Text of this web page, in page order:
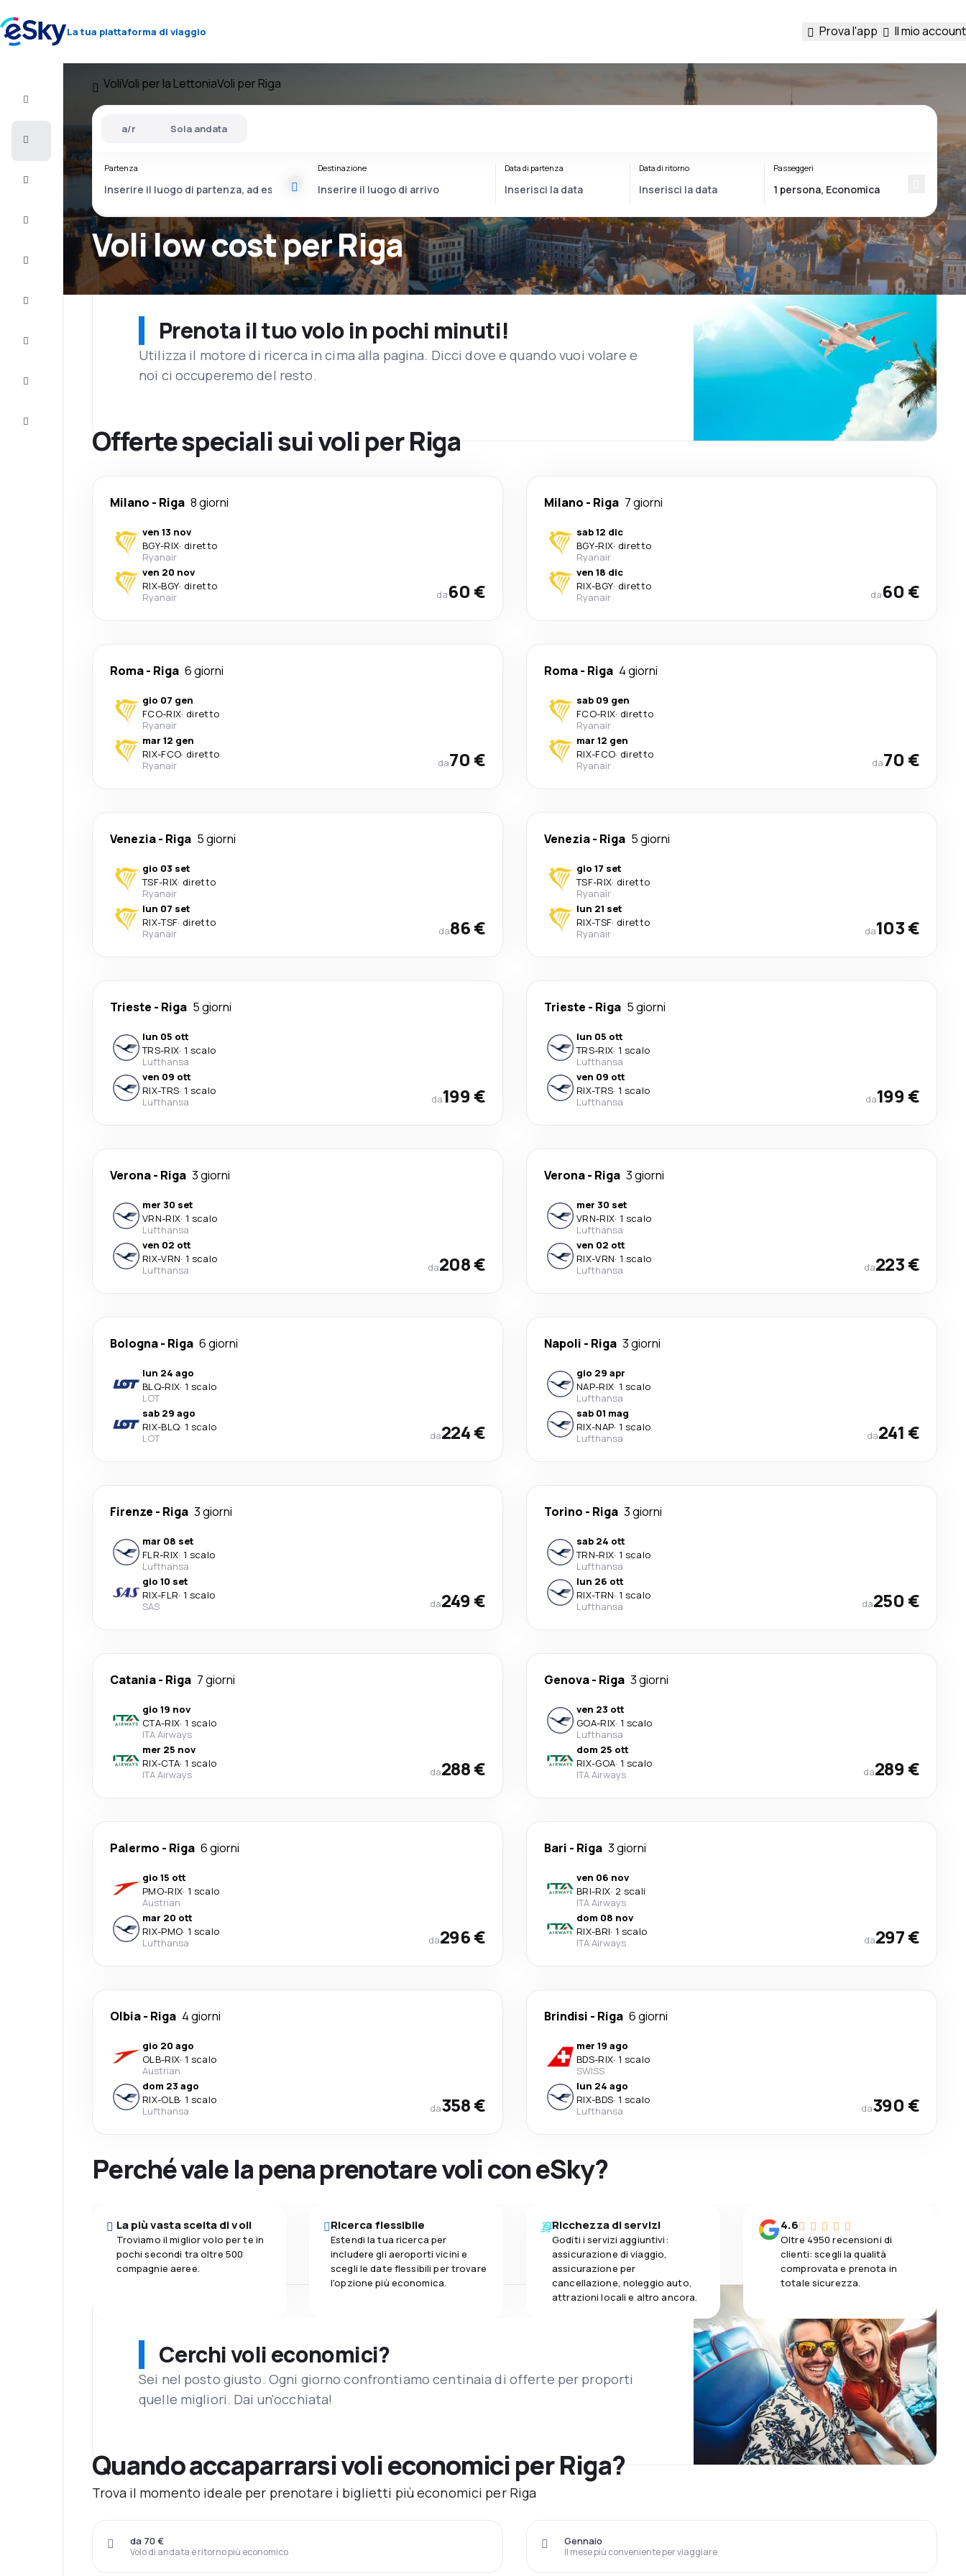
La tua piattaforma di viaggio Prova l'app Il mio account
Vacanze
Pernottamenti
VoliVoli per la LettoniaVoli per Riga
Voli low cost per Riga
a/r Sola andata
Partenza Destinazione Data di partenza Data di ritorno Passeggeri
Prenota il tuo volo in pochi minuti!
Utilizza il motore di ricerca in cima alla pagina. Dicci dove e quando vuoi volare e
noi ci occuperemo del resto.
Offerte speciali sui voli per Riga
Milano - Riga 8 giorni
ven 13 nov
BGY-RIX· diretto
Ryanair
ven 20 nov
RIX-BGY· diretto
Ryanair
da60 €
Milano - Riga 7 giorni
sab 12 dic
BGY-RIX· diretto
Ryanair
ven 18 dic
RIX-BGY· diretto
Ryanair
da60 €
Roma- Riga 6 giorni
gio 07 gen
FCO-RIX· diretto
Ryanair
mar 12 gen
RIX-FCO· diretto
Ryanair
da70 €
Roma- Riga 4 giorni
sab 09 gen
FCO-RIX· diretto
Ryanair
mar 12 gen
RIX-FCO· diretto
Ryanair
da70 €
Venezia- Riga 5 giorni
gio 03 set
TSF-RIX· diretto
Ryanair
lun 07 set
RIX-TSF· diretto
Ryanair
da86 €
Venezia- Riga 5 giorni
gio 17 set
TSF-RIX· diretto
Ryanair
lun 21 set
RIX-TSF· diretto
Ryanair
da103 €
Trieste - Riga 5 giorni
lun 05 ott
TRS-RIX· 1 scalo
Lufthansa
ven 09 ott
RIX-TRS· 1 scalo
Lufthansa
da199 €
Trieste - Riga 5 giorni
lun 05 ott
TRS-RIX· 1 scalo
Lufthansa
ven 09 ott
RIX-TRS· 1 scalo
Lufthansa
da199 €
Verona- Riga 3 giorni
mer 30 set
VRN-RIX· 1 scalo
Lufthansa
ven 02 ott
RIX-VRN· 1 scalo
Lufthansa
da208 €
Verona- Riga 3 giorni
mer 30 set
VRN-RIX· 1 scalo
Lufthansa
ven 02 ott
RIX-VRN· 1 scalo
Lufthansa
da223 €
Bologna- Riga 6 giorni
lun 24 ago
BLQ-RIX· 1 scalo
LOT
sab 29 ago
RIX-BLQ· 1 scalo
LOT
da224 €
Napoli - Riga 3 giorni
gio 29 apr
NAP-RIX· 1 scalo
Lufthansa
sab 01 mag
RIX-NAP· 1 scalo
Lufthansa
da241 €
Firenze - Riga 3 giorni
mar 08 set
FLR-RIX· 1 scalo
Lufthansa
gio 10 set
RIX-FLR· 1 scalo
SAS
da249 €
Torino - Riga 3 giorni
sab 24 ott
TRN-RIX· 1 scalo
Lufthansa
lun 26 ott
RIX-TRN· 1 scalo
Lufthansa
da250 €
Catania- Riga 7 giorni
gio 19 nov
CTA-RIX· 1 scalo
ITA Airways
mer 25 nov
RIX-CTA· 1 scalo
ITA Airways
da288 €
Genova- Riga 3 giorni
ven 23 ott
GOA-RIX· 1 scalo
Lufthansa
dom 25 ott
RIX-GOA· 1 scalo
ITA Airways
da289 €
Palermo - Riga 6 giorni
gio 15 ott
PMO-RIX· 1 scalo
Austrian
mar 20 ott
RIX-PMO· 1 scalo
Lufthansa
da296 €
Bari - Riga 3 giorni
ven 06 nov
BRI-RIX· 2 scali
ITA Airways
dom 08 nov
RIX-BRI· 1 scalo
ITA Airways
da297 €
Olbia- Riga 4 giorni
gio 20 ago
OLB-RIX· 1 scalo
Austrian
dom 23 ago
RIX-OLB· 1 scalo
Lufthansa
da358 €
Brindisi - Riga 6 giorni
mer 19 ago
BDS-RIX· 1 scalo
SWISS
lun 24 ago
RIX-BDS· 1 scalo
Lufthansa
da390 €
Perché vale la pena prenotare voli con eSky?
La più vasta scelta di voli
Troviamo il miglior volo per te in
pochi secondi tra oltre 500
compagnie aeree.
Ricerca flessibile
Estendi la tua ricerca per
includere gli aeroporti vicini e
scegli le date flessibili per trovare
l'opzione più economica.
Ricchezza di servizi
Goditi i servizi aggiuntivi:
assicurazione di viaggio,
assicurazione per
cancellazione, noleggio auto,
attrazioni locali e altro ancora.
4.6
Oltre 4950 recensioni di
clienti: scegli la qualità
comprovata e prenota in
totale sicurezza.
Cerchi voli economici?
Sei nel posto giusto. Ogni giorno confrontiamo centinaia di offerte per proporti
quelle migliori. Dai un'occhiata!
Quando accaparrarsi voli economici per Riga?
Trova il momento ideale per prenotare i biglietti più economici per Riga
Volo di andata e ritorno più economico
da 70 €
Il mese più conveniente per viaggiare
Gennaio